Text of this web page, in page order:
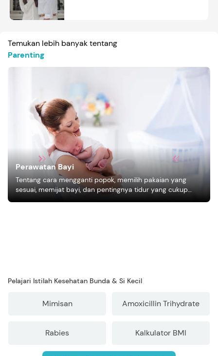
Temukan lebih banyak tentang
Parenting
Perawatan Bayi
Tentang cara mengganti popok, memilih pakaian yang
sesuai, memijat bayi, dan pentingnya tidur yang cukup
bagi pertumbuhan bayi.
Pelajari Istilah Kesehatan Bunda & Si Kecil
Mimisan Amoxicillin Trihydrate
Rabies Kalkulator BMI